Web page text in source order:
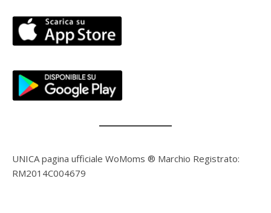
UNICA pagina ufficiale WoMoms ® Marchio Registrato:
RM2014C004679